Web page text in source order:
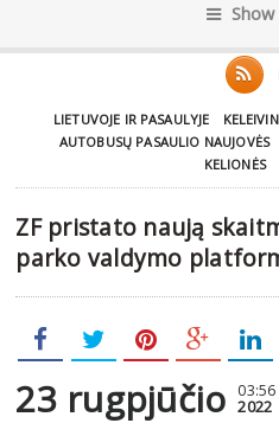
LIETUVOJE IR PASAULYJE
AUTOBUSŲ PASAULIO NAUJOVĖS
KELIONĖS
ZF pristato naują
parko valdymo
23 rugpjūčio 03:56
2022